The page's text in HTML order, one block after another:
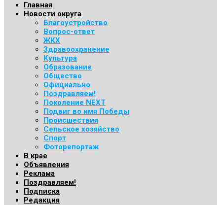
Главная
Новости округа
Благоустройство
Вопрос-ответ
ЖКХ
Здравоохранение
Культура
Образование
Общество
Официально
Поздравляем!
Поколение NEXT
Подвиг во имя Победы
Происшествия
Сельское хозяйство
Спорт
Фоторепортаж
В крае
Объявления
Реклама
Поздравляем!
Подписка
Редакция